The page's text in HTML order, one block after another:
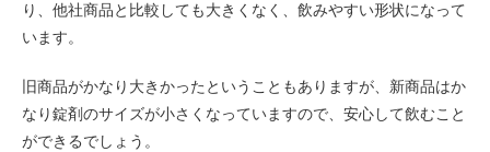
り、他社商品と比較しても大きくなく、飲みやすい形状になって
います。
旧商品がかなり大きかったということもありますが、新商品はか
なり錠剤のサイズが小さくなっていますので、安心して飲むこと
ができるでしょう。